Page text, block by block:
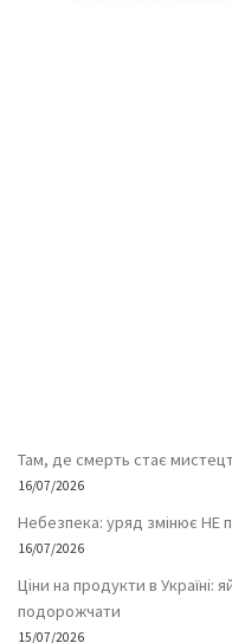
Там, де смерть стає
16/07/2026
Небезпека: уряд змінює НЕ
16/07/2026
Ціни на продукти в
подорожчати
15/07/2026